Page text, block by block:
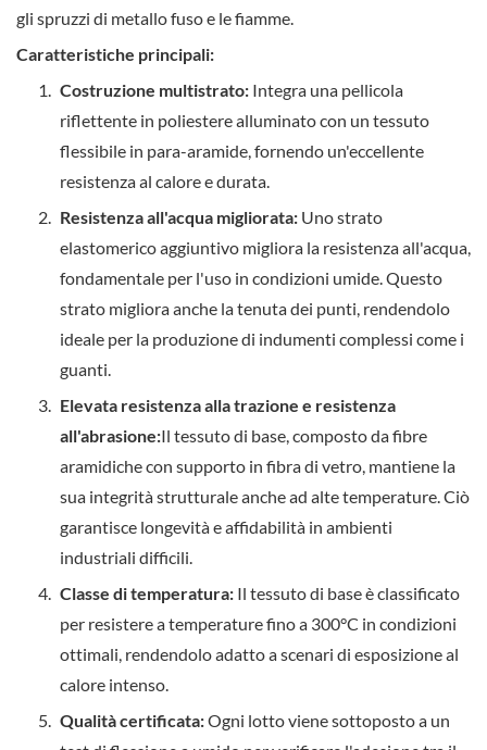
gli spruzzi di metallo fuso e le fiamme.
Caratteristiche principali:
Costruzione multistrato: Integra una pellicola
riflettente in poliestere alluminato con un tessuto
flessibile in para-aramide, fornendo un'eccellente
resistenza al calore e durata.
Resistenza all'acqua migliorata: Uno strato
elastomerico aggiuntivo migliora la resistenza all'acqua,
fondamentale per l'uso in condizioni umide. Questo
strato migliora anche la tenuta dei punti, rendendolo
ideale per la produzione di indumenti complessi come i
guanti.
Elevata resistenza alla trazione e resistenza
all'abrasione:Il tessuto di base, composto da fibre
aramidiche con supporto in fibra di vetro, mantiene la
sua integrità strutturale anche ad alte temperature. Ciò
garantisce longevità e affidabilità in ambienti
industriali difficili.
Classe di temperatura: Il tessuto di base è classificato
per resistere a temperature fino a 300°C in condizioni
ottimali, rendendolo adatto a scenari di esposizione al
calore intenso.
Qualità certificata:Ogni lotto viene sottoposto a un